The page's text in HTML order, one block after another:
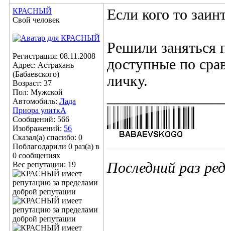
КРАСНЫЙ
Свой человек
Регистрация: 08.11.2008
Адрес: Астрахань
(Бабаевского)
Возраст: 37
Пол: Мужской
Автомобиль: Лада
Приора улиткА
Сообщений: 566
Изображений: 56
Сказал(а) спасибо: 0
Поблагодарили 0 раз(а) в
0 сообщениях
Вес репутации: 19
Если кого то
Решили
доступные по
личку.
Последний раз